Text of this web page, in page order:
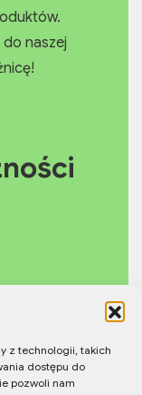
z technologii, takich
dostępu do
pozwoli nam
naszej